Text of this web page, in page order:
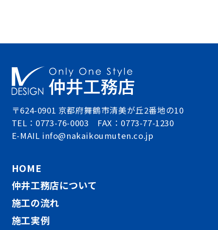
〒624-0901 京都府舞鶴市清美が丘2番地の10
TEL：0773-76-0003 FAX：0773-77-1230
E-MAIL info@nakaikoumuten.co.jp
HOME
仲井工務店について
施工の流れ
施工実例